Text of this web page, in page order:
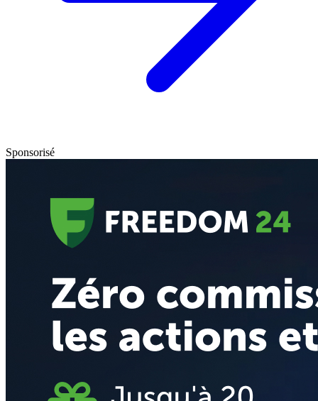
Sponsorisé